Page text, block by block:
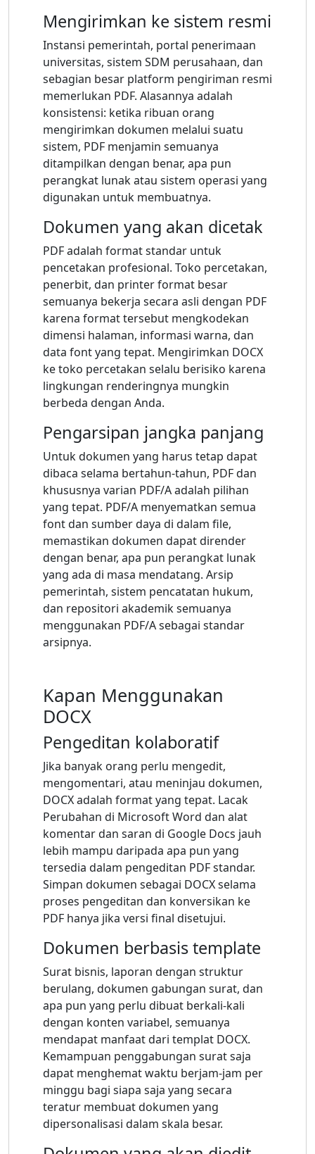
Mengirimkan ke sistem resmi
Instansi pemerintah, portal penerimaan
universitas, sistem SDM perusahaan, dan
sebagian besar platform pengiriman resmi
memerlukan PDF. Alasannya adalah
konsistensi: ketika ribuan orang
mengirimkan dokumen melalui suatu
sistem, PDF menjamin semuanya
ditampilkan dengan benar, apa pun
perangkat lunak atau sistem operasi yang
digunakan untuk membuatnya.
Dokumen yang akan dicetak
PDF adalah format standar untuk
pencetakan profesional. Toko percetakan,
penerbit, dan printer format besar
semuanya bekerja secara asli dengan PDF
karena format tersebut mengkodekan
dimensi halaman, informasi warna, dan
data font yang tepat. Mengirimkan DOCX
ke toko percetakan selalu berisiko karena
lingkungan renderingnya mungkin
berbeda dengan Anda.
Pengarsipan jangka panjang
Untuk dokumen yang harus tetap dapat
dibaca selama bertahun-tahun, PDF dan
khususnya varian PDF/A adalah pilihan
yang tepat. PDF/A menyematkan semua
font dan sumber daya di dalam file,
memastikan dokumen dapat dirender
dengan benar, apa pun perangkat lunak
yang ada di masa mendatang. Arsip
pemerintah, sistem pencatatan hukum,
dan repositori akademik semuanya
menggunakan PDF/A sebagai standar
arsipnya.
Kapan Menggunakan
DOCX
Pengeditan kolaboratif
Jika banyak orang perlu mengedit,
mengomentari, atau meninjau dokumen,
DOCX adalah format yang tepat. Lacak
Perubahan di Microsoft Word dan alat
komentar dan saran di Google Docs jauh
lebih mampu daripada apa pun yang
tersedia dalam pengeditan PDF standar.
Simpan dokumen sebagai DOCX selama
proses pengeditan dan konversikan ke
PDF hanya jika versi final disetujui.
Dokumen berbasis template
Surat bisnis, laporan dengan struktur
berulang, dokumen gabungan surat, dan
apa pun yang perlu dibuat berkali-kali
dengan konten variabel, semuanya
mendapat manfaat dari templat DOCX.
Kemampuan penggabungan surat saja
dapat menghemat waktu berjam-jam per
minggu bagi siapa saja yang secara
teratur membuat dokumen yang
dipersonalisasi dalam skala besar.